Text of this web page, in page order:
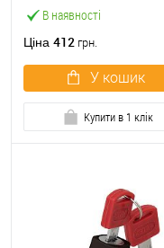
В наявності
Ціна 412 грн.
У кошик
Купити в 1 клік